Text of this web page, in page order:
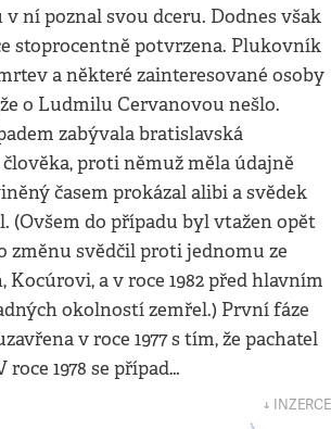
ní poznal svou dceru. Dodnes však
stoprocentně potvrzena. Plukovník
a některé zainteresované osoby
o Ludmilu Cervanovou nešlo.
zabývala bratislavská
proti němuž měla údajně
časem prokázal alibi a svědek
(Ovšem do případu byl vtažen opět
změnu svědčil proti jednomu ze
Kocúrovi, a v roce 1982 před hlavním
okolností zemřel.) První fáze
v roce 1977 s tím, že pachatel
roce 1978 se případ…
↓ INZERCE